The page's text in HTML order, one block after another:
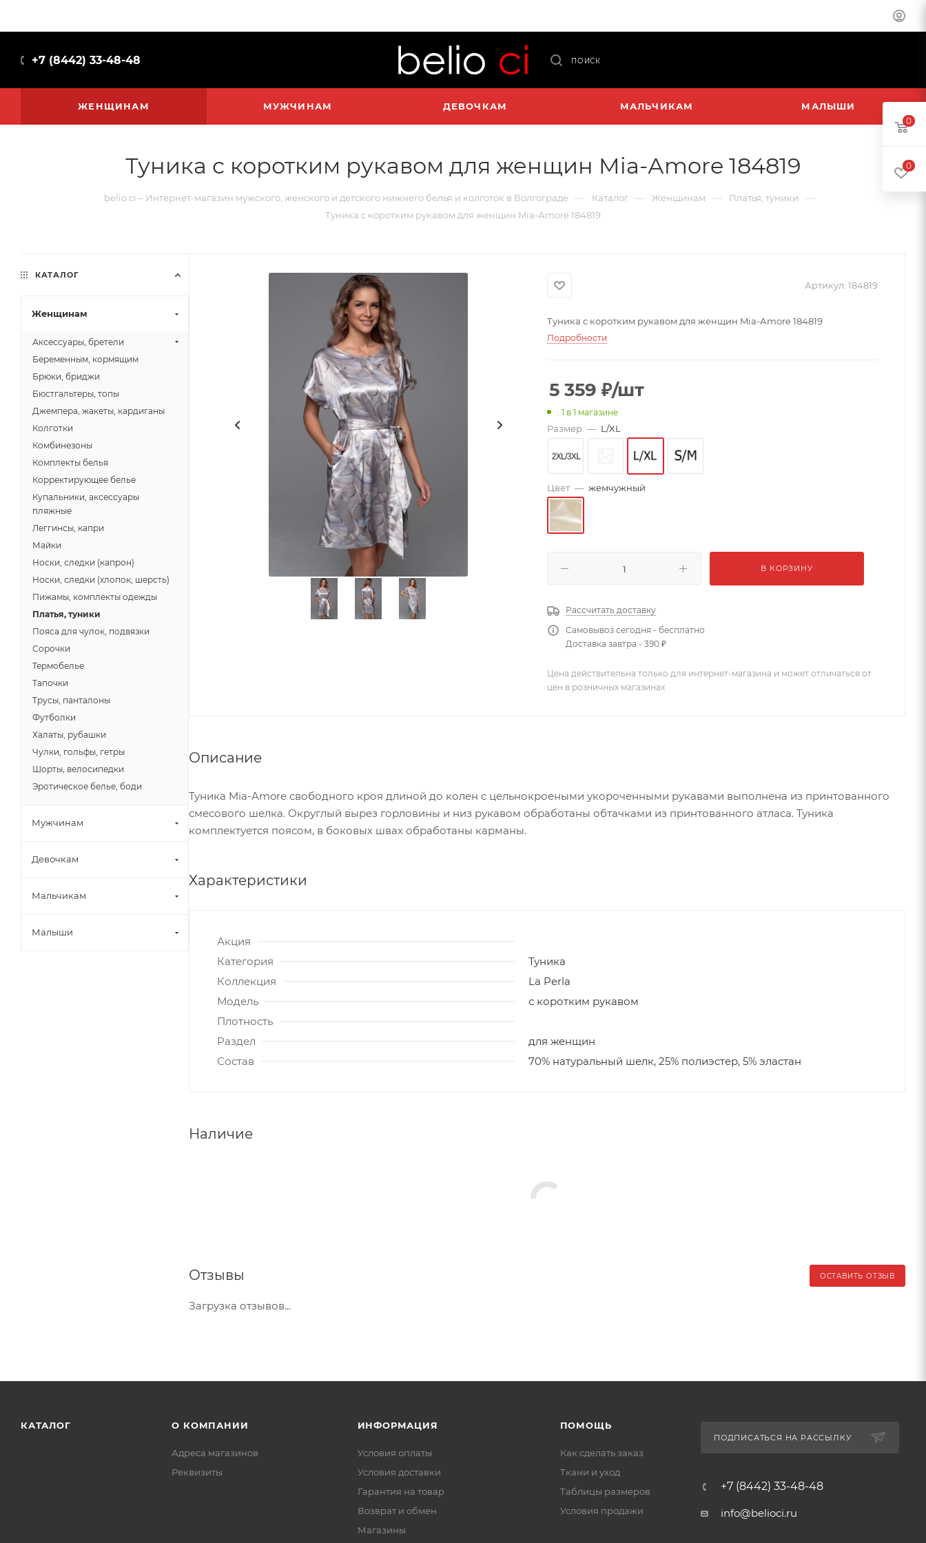
+7 (8442) 33-48-48 ПОИСК
ЖЕНЩИНАМ МУЖЧИНАМ ДЕВОЧКАМ МАЛЬЧИКАМ МАЛЫШИ
Туника с коротким рукавом для женщин Mia-Аmore 184819
belio ci – Интернет-магазин мужского, женского и детского нижнего белья и колготок в Волгограде — Каталог — Женщинам — Платья, туники —
Туника с коротким рукавом для женщин Mia-Аmore 184819
Артикул: 184819
Туника с коротким рукавом для женщин Mia-Аmore 184819
Подробности
5 359 ₽/шт
: 1 в 1 магазине
Размер — L/XL
Цвет — жемчужный
В КОРЗИНУ
Рассчитать доставку
Самовывоз сегодня - бесплатно
Доставка завтра - 390 ₽
Цена действительна только для интернет-магазина и может отличаться от
цен в розничных магазинах
Описание
Туника Mia-Amore свободного кроя длиной до колен с цельнокроеными укороченными рукавами выполнена из принтованного
смесового шелка. Округлый вырез горловины и низ рукавом обработаны обтачками из принтованного атласа. Туника
комплектуется поясом, в боковых швах обработаны карманы.
Характеристики
Акция
Категория
Туника
Коллекция
La Perla
Модель
с коротким рукавом
Плотность
Раздел
для женщин
Состав
70% натуральный шелк, 25% полиэстер, 5% эластан
Наличие
Отзывы ОСТАВИТЬ ОТЗЫВ
Загрузка отзывов...
КАТАЛОГ
Женщинам
Аксессуары, бретели
Беременным, кормящим
Брюки, бриджи
Бюстгальтеры, топы
Джемпера, жакеты, кардиганы
Колготки
Комбинезоны
Комплекты белья
Корректирующее белье
Купальники, аксессуары
пляжные
Леггинсы, капри
Майки
Носки, следки (капрон)
Носки, следки (хлопок, шерсть)
Пижамы, комплекты одежды
Платья, туники
Пояса для чулок, подвязки
Сорочки
Термобелье
Тапочки
Трусы, панталоны
Футболки
Халаты, рубашки
Чулки, гольфы, гетры
Шорты, велосипедки
Эротическое белье, боди
Мужчинам
Девочкам
Мальчикам
Малыши
КАТАЛОГ О КОМПАНИИ
Адреса магазинов
Реквизиты
ИНФОРМАЦИЯ
Условия оплаты
Условия доставки
Гарантия на товар
Возврат и обмен
Магазины
ПОМОЩЬ
Как сделать заказ
Ткани и уход
Таблицы размеров
Условия продажи
ПОДПИСАТЬСЯ НА РАССЫЛКУ
+7 (8442) 33-48-48
info@belioci.ru
0
0